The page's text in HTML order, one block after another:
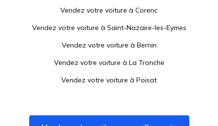
Vendez votre voiture à Corenc
Vendez votre voiture à Saint-Nazaire-les-Eymes
Vendez votre voiture à Bernin
Vendez votre voiture à La Tronche
Vendez votre voiture à Poisat
Vendez votre voiture àCrolles